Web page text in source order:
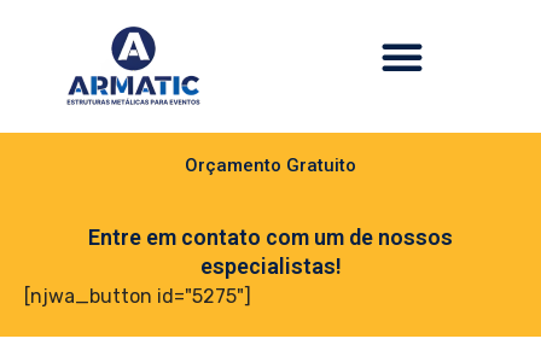
Orçamento Gratuito
Entre em contato com um de nossos
especialistas!
[njwa_button id="5275"]